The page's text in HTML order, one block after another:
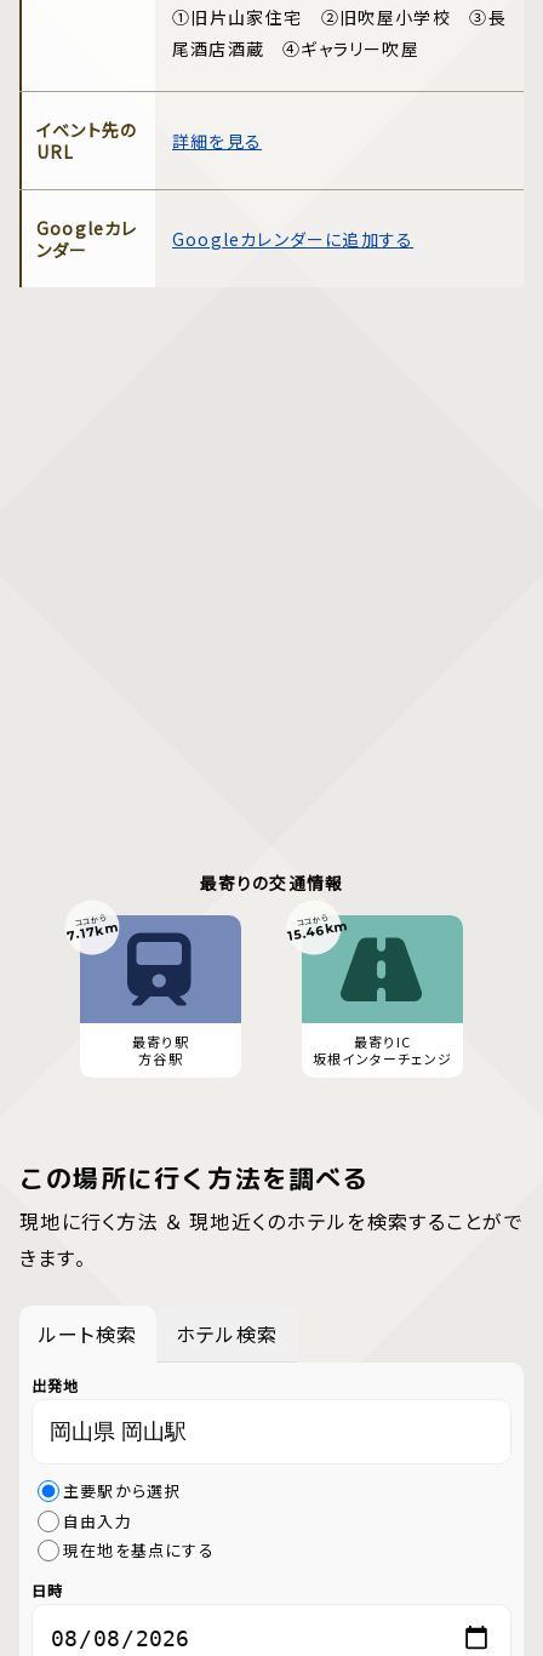
①旧片山家住宅 ②旧吹屋小学校 ③長
尾酒店酒蔵 ④ギャラリー吹屋
イベント先の
URL
詳細を見る
Googleカレ
ンダー
Googleカレンダーに追加する
最寄りの交通情報
最寄り駅
方谷駅
ココから
7.17km
最寄りIC
坂根インターチェンジ
ココから
15.46km
この場所に行く方法を調べる
現地に行く方法 ＆ 現地近くのホテルを検索することがで
きます。
ルート検索 ホテル検索
出発地
主要駅から選択
自由入力
現在地を基点にする
日時